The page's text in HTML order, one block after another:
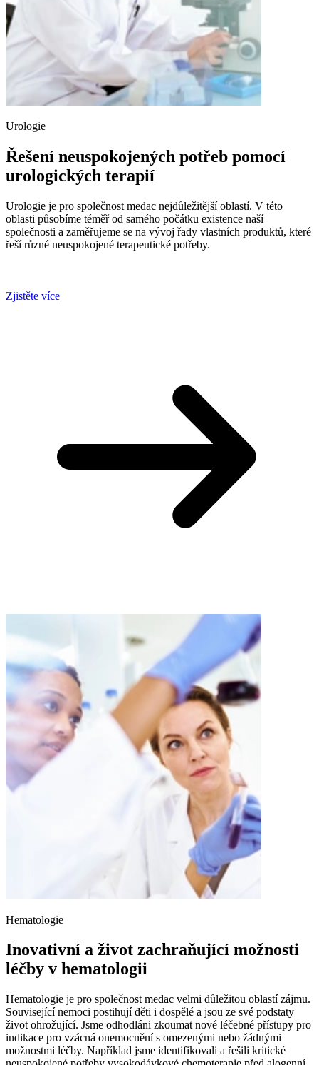
Urologie
Řešení neuspokojených potřeb pomocí
urologických terapií
Urologie je pro společnost medac nejdůležitější oblastí. V této
oblasti působíme téměř od samého počátku existence naší
společnosti a zaměřujeme se na vývoj řady vlastních produktů, které
řeší různé neuspokojené terapeutické potřeby.
Zjistěte více
Hematologie
Inovativní a život zachraňující možnosti
léčby v hematologii
Hematologie je pro společnost medac velmi důležitou oblastí zájmu.
Související nemoci postihují děti i dospělé a jsou ze své podstaty
život ohrožující. Jsme odhodláni zkoumat nové léčebné přístupy pro
indikace pro vzácná onemocnění s omezenými nebo žádnými
možnostmi léčby. Například jsme identifikovali a řešili kritické